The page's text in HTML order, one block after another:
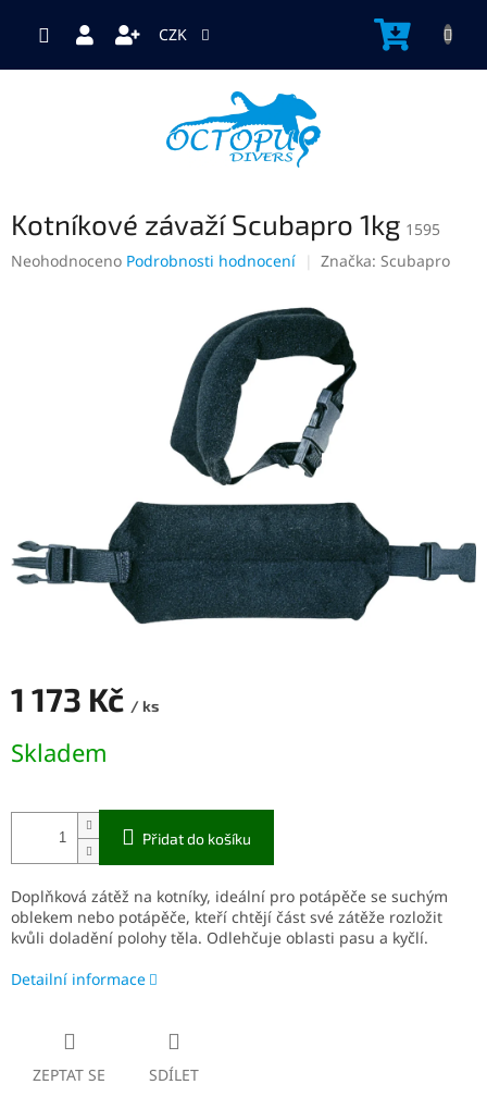
CZK
Kotníkové závaží Scubapro 1kg 1595
Průměrné
Neohodnoceno Podrobnosti hodnocení Značka: Scubapro
1 173 Kč / ks
cena:
Skladem
Přidat do košíku
Doplňková zátěž na kotníky, ideální pro potápěče se suchým
oblekem nebo potápěče, kteří chtějí část své zátěže rozložit
kvůli doladění polohy těla. Odlehčuje oblasti pasu a kyčlí.
Detailní informace
ZEPTAT SE SDÍLET